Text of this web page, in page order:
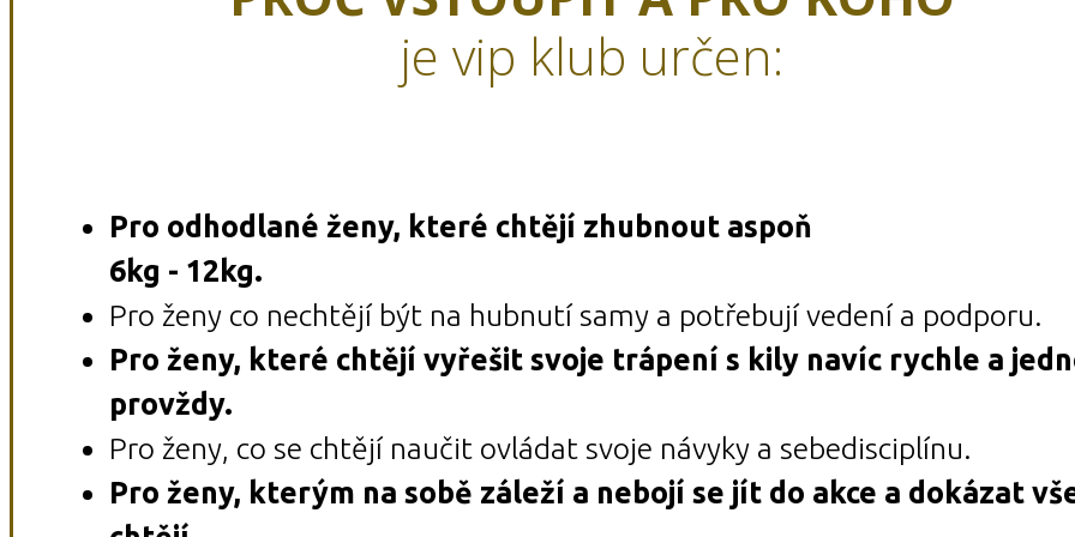
je vip klub určen:
Pro odhodlané ženy, které chtějí zhubnout aspoň
6kg - 12kg.
Pro ženy co nechtějí být na hubnutí samy a potřebují vedení a podporu.
Pro ženy, které chtějí vyřešit svoje trápení s kily navíc rychle a
provždy.
Pro ženy, co se chtějí naučit ovládat svoje návyky a sebedisciplínu.
Pro ženy, kterým na sobě záleží a nebojí se jít do akce a dokázat